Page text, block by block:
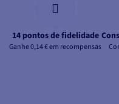
14 pontos de fidelidade
Ganhe 0,14 € em recompensas